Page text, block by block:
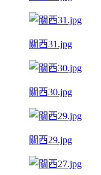
關西31.jpg
關西30.jpg
關西29.jpg